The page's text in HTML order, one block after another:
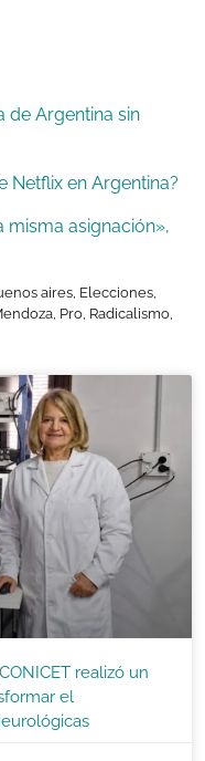
de Argentina sin
Netflix en Argentina?
misma asignación»,
aires Elecciones
Pro Radicalismo
realizó un
el